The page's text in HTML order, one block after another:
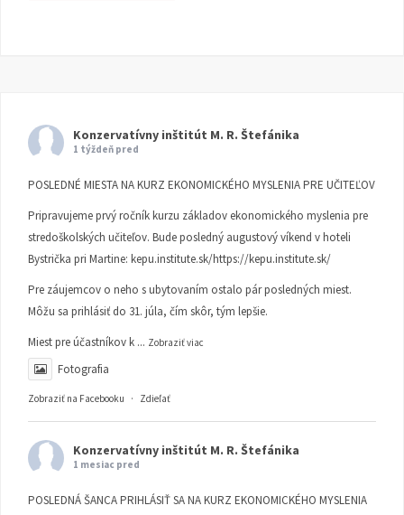
Konzervatívny inštitút M. R. Štefánika
1 týždeň pred
POSLEDNÉ MIESTA NA KURZ EKONOMICKÉHO MYSLENIA PRE UČITEĽOV
Pripravujeme prvý ročník kurzu základov ekonomického myslenia pre
stredoškolských učiteľov. Bude posledný augustový víkend v hoteli
Bystrička pri Martine: kepu.institute.sk/https://kepu.institute.sk/
Pre záujemcov o neho s ubytovaním ostalo pár posledných miest.
Môžu sa prihlásiť do 31. júla, čím skôr, tým lepšie.
Miest pre účastníkov k ... Zobraziť viac
Fotografia
Zobraziť na Facebooku · Zdieľať
Konzervatívny inštitút M. R. Štefánika
1 mesiac pred
POSLEDNÁ ŠANCA PRIHLÁSIŤ SA NA KURZ EKONOMICKÉHO MYSLENIA